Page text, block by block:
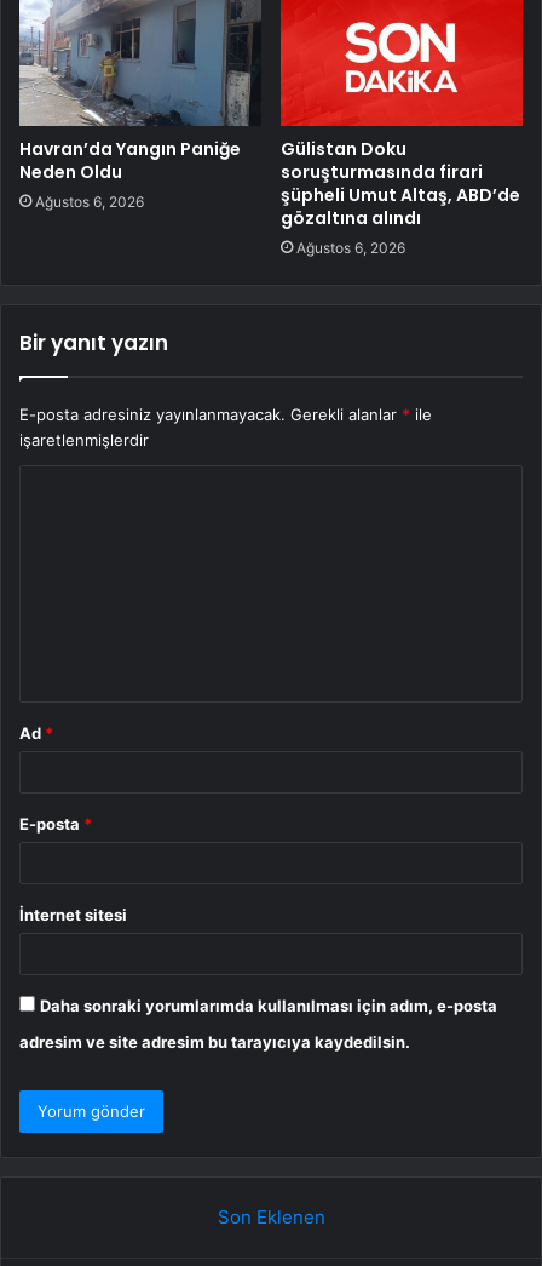
Havran’da Yangın Paniğe
Neden Oldu
Ağustos 6, 2026
Gülistan Doku
soruşturmasında firari
şüpheli Umut Altaş, ABD’de
gözaltına alındı
Ağustos 6, 2026
Bir yanıt yazın
E-posta adresiniz yayınlanmayacak. Gerekli alanlar * ile
işaretlenmişlerdir
Ad *
E-posta *
İnternet sitesi
Daha sonraki yorumlarımda kullanılması için adım, e-posta
adresim ve site adresim bu tarayıcıya kaydedilsin.
Son Eklenen